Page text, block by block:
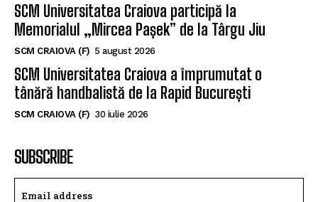
SCM Universitatea Craiova participă la
Memorialul „Mircea Pașek” de la Târgu Jiu
SCM CRAIOVA (F) 5 august 2026
SCM Universitatea Craiova a împrumutat o
tânără handbalistă de la Rapid București
SCM CRAIOVA (F) 30 iulie 2026
SUBSCRIBE